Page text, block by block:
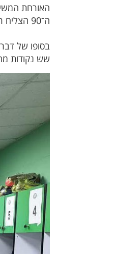
האורחת
ה־90 הצליח רועי מרדכי לצמק ל־3:2 ולהכניס את המשחק לדקות סיום דרמטיות.
בסופו של
שש נקודות